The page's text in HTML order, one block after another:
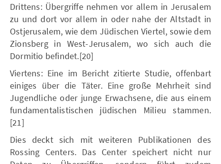
Drittens: Übergriffe nehmen vor allem in Jerusalem
zu und dort vor allem in oder nahe der Altstadt in
Ostjerusalem, wie dem Jüdischen Viertel, sowie dem
Zionsberg in West-Jerusalem, wo sich auch die
Dormitio befindet.[20]
Viertens: Eine im Bericht zitierte Studie, offenbart
einiges über die Täter. Eine große Mehrheit sind
Jugendliche oder junge Erwachsene, die aus einem
fundamentalistischen jüdischen Milieu stammen.
[21]
Dies deckt sich mit weiteren Publikationen des
Rossing Centers. Das Center speichert nicht nur